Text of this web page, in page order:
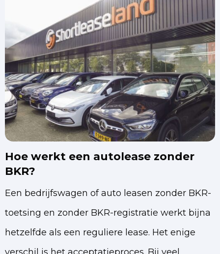
Hoe werkt een autolease zonder
BKR?
Een bedrijfswagen of auto leasen zonder BKR-
toetsing en zonder BKR-registratie werkt bijna
hetzelfde als een reguliere lease. Het enige